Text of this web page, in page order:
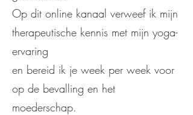
Op dit online kanaal verweef ik mijn
therapeutische kennis met mijn yoga-
ervaring
en bereid ik je week per week voor
op de bevalling en het
moederschap.